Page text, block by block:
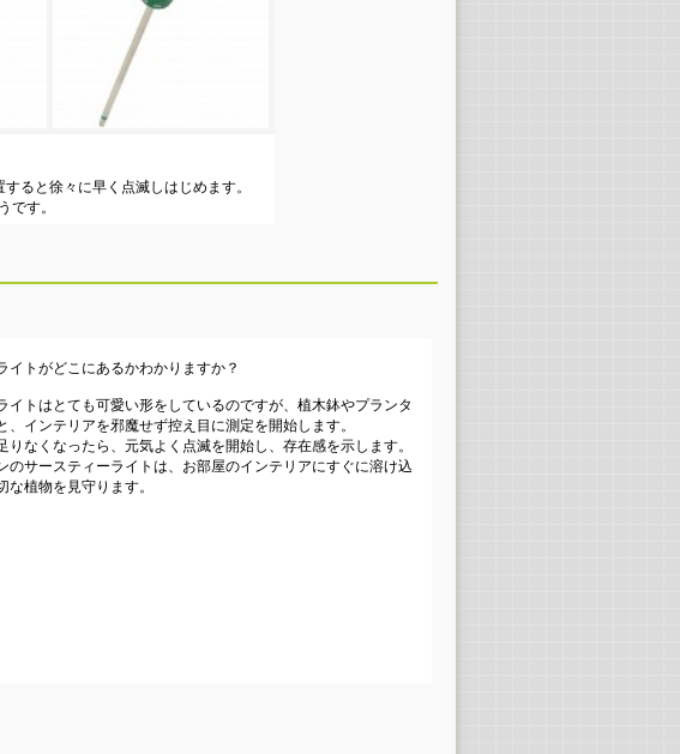
ると徐々に早く点滅しはじめます。
です。
イトがどこにあるかわかりますか？
イトはとても可愛い形をしているのですが、植木鉢やプランタ
、インテリアを邪魔せず控え目に測定を開始します。
りなくなったら、元気よく点滅を開始し、存在感を示します。
のサースティーライトは、お部屋のインテリアにすぐに溶け込
な植物を見守ります。